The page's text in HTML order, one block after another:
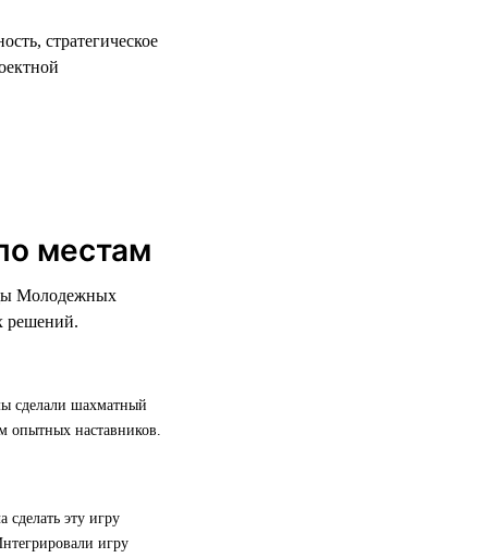
стратегическое
местам
Молодежных
решений.
сделали шахматный
опытных наставников.
эту игру
игру